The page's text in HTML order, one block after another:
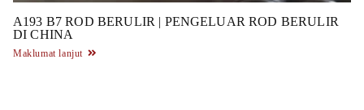
A193 B7 ROD BERULIR | PENGELUAR ROD BERULIR
DI CHINA
Maklumat lanjut